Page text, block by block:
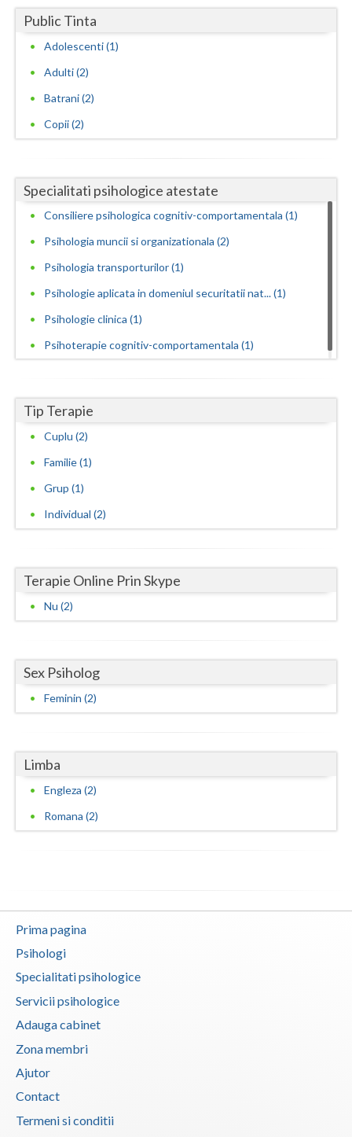
Vaslui
Vrancea
Public Tinta
Adolescenti (1)
Adulti (2)
Batrani (2)
Copii (2)
Specialitati psihologice atestate
Consiliere psihologica cognitiv-comportamentala (1)
Psihologia muncii si organizationala (2)
Psihologia transporturilor (1)
Psihologie aplicata in domeniul securitatii nat... (1)
Psihologie clinica (1)
Psihoterapie cognitiv-comportamentala (1)
Tip Terapie
Cuplu (2)
Familie (1)
Grup (1)
Individual (2)
Terapie Online Prin Skype
Nu (2)
Sex Psiholog
Feminin (2)
Limba
Engleza (2)
Romana (2)
Prima pagina
Psihologi
Specialitati psihologice
Servicii psihologice
Adauga cabinet
Zona membri
Ajutor
Contact
Termeni si conditii